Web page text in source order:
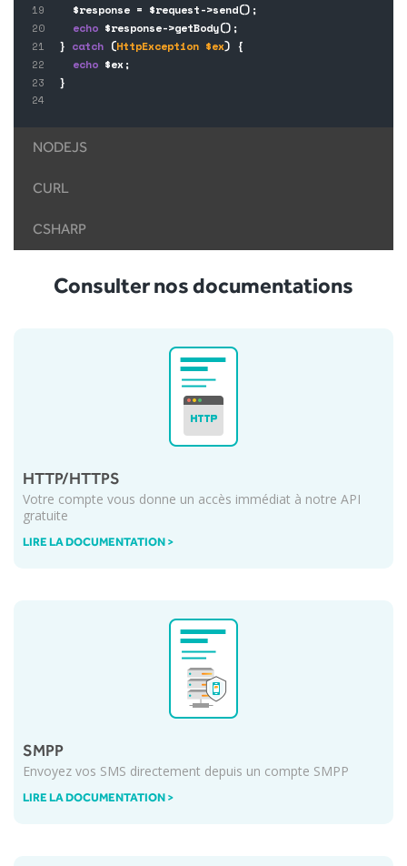
$response = $request->send();
echo $response->getBody();
} catch (HttpException $ex) {
echo $ex;
}
NODEJS
CURL
CSHARP
Consulter nos documentations
HTTP/HTTPS
Votre compte vous donne un accès immédiat à notre API
gratuite
LIRE LA DOCUMENTATION >
SMPP
Envoyez vos SMS directement depuis un compte SMPP
LIRE LA DOCUMENTATION >